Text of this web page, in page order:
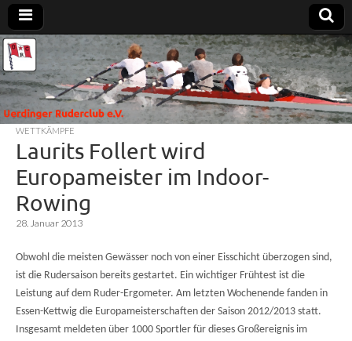
Uerdinger
Ruderclub
e.V.
Rudern in
Krefeld-
Uerdingen
WETTKÄMPFE
Laurits Follert wird
Europameister im Indoor-
Rowing
28. Januar 2013
Obwohl die meisten Gewässer noch von einer Eisschicht überzogen sind,
ist die Rudersaison bereits gestartet. Ein wichtiger Frühtest ist die
Leistung auf dem Ruder-Ergometer. Am letzten Wochenende fanden in
Essen-Kettwig die Europameisterschaften der Saison 2012/2013 statt.
Insgesamt meldeten über 1000 Sportler für dieses Großereignis im